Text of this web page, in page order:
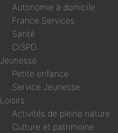
Autonomie à domicile
France Services
Santé
CISPD
Jeunesse
Petite enfance
Service Jeunesse
Loisirs
Activités de pleine nature
Culture et patrimoine